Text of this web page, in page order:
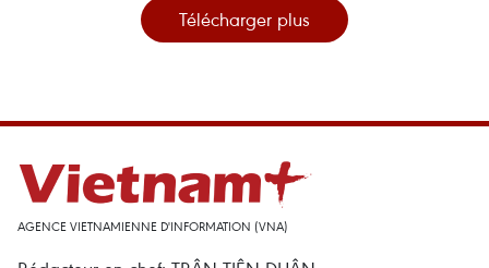
Télécharger plus
AGENCE VIETNAMIENNE D'INFORMATION (VNA)